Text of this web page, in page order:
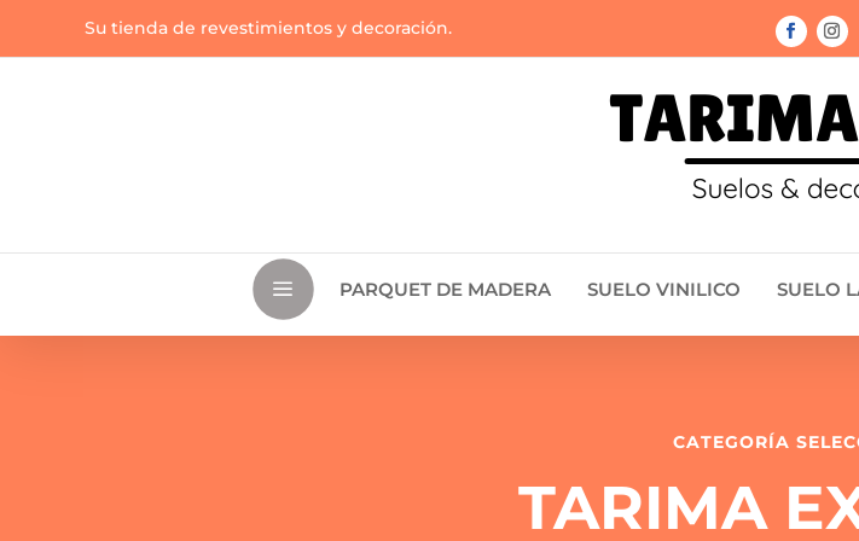
Su tienda de revestimientos y decoración.
a PARQUET DE MADERA SUELO VINILICO SUELO
CATEGORÍA
TARIMA